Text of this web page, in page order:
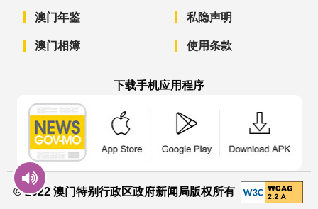
澳门年鉴
澳门相簿
私隐声明
使用条款
下载手机应用程序
© 2022 澳门特别行政区政府新闻局版权所有